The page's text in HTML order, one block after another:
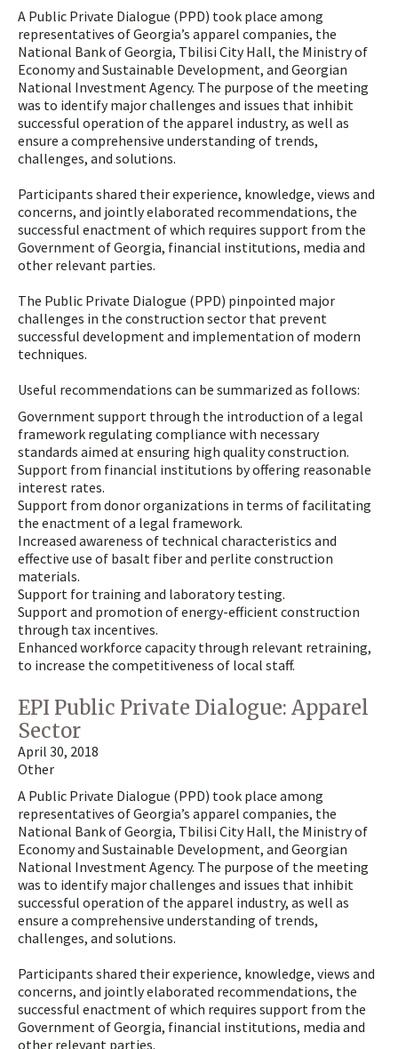
A Public Private Dialogue (PPD) took place among
representatives of Georgia’s apparel companies, the
National Bank of Georgia, Tbilisi City Hall, the Ministry of
Economy and Sustainable Development, and Georgian
National Investment Agency. The purpose of the meeting
was to identify major challenges and issues that inhibit
successful operation of the apparel industry, as well as
ensure a comprehensive understanding of trends,
challenges, and solutions.
Participants shared their experience, knowledge, views and
concerns, and jointly elaborated recommendations, the
successful enactment of which requires support from the
Government of Georgia, financial institutions, media and
other relevant parties.
The Public Private Dialogue (PPD) pinpointed major
challenges in the construction sector that prevent
successful development and implementation of modern
techniques.
Useful recommendations can be summarized as follows:
Government support through the introduction of a legal
framework regulating compliance with necessary
standards aimed at ensuring high quality construction.
Support from financial institutions by offering reasonable
interest rates.
Support from donor organizations in terms of facilitating
the enactment of a legal framework.
Increased awareness of technical characteristics and
effective use of basalt fiber and perlite construction
materials.
Support for training and laboratory testing.
Support and promotion of energy-efficient construction
through tax incentives.
Enhanced workforce capacity through relevant retraining,
to increase the competitiveness of local staff.
EPI Public Private Dialogue: Apparel
Sector
April 30, 2018
Other
A Public Private Dialogue (PPD) took place among
representatives of Georgia’s apparel companies, the
National Bank of Georgia, Tbilisi City Hall, the Ministry of
Economy and Sustainable Development, and Georgian
National Investment Agency. The purpose of the meeting
was to identify major challenges and issues that inhibit
successful operation of the apparel industry, as well as
ensure a comprehensive understanding of trends,
challenges, and solutions.
Participants shared their experience, knowledge, views and
concerns, and jointly elaborated recommendations, the
successful enactment of which requires support from the
Government of Georgia, financial institutions, media and
other relevant parties.